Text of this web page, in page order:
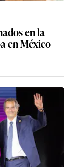
en la
en México